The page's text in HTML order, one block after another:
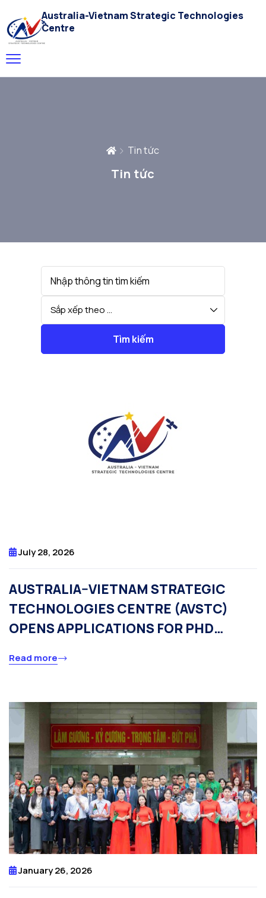
Australia-Vietnam Strategic Technologies
Centre
Tin tức
Tin tức
July 28, 2026
AUSTRALIA–VIETNAM STRATEGIC
TECHNOLOGIES CENTRE (AVSTC)
OPENS APPLICATIONS FOR PHD
RESEARCH FELLOW POSITIONS
Read more
January 26, 2026